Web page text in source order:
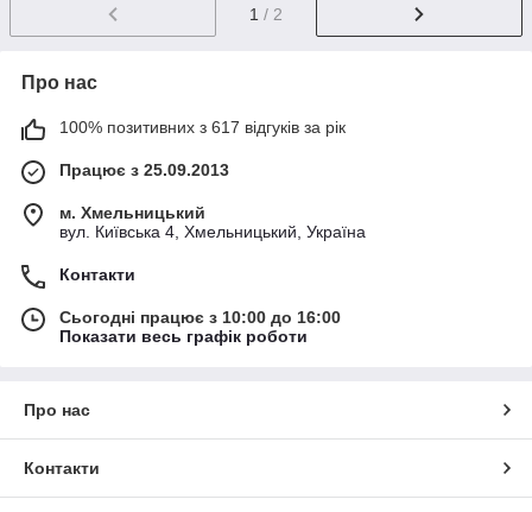
1 / 2
Про нас
100% позитивних з 617 відгуків за рік
Працює з 25.09.2013
м. Хмельницький
вул. Київська 4, Хмельницький, Україна
Контакти
Сьогодні працює з 10:00 до 16:00
Показати весь графік роботи
Про нас
Контакти